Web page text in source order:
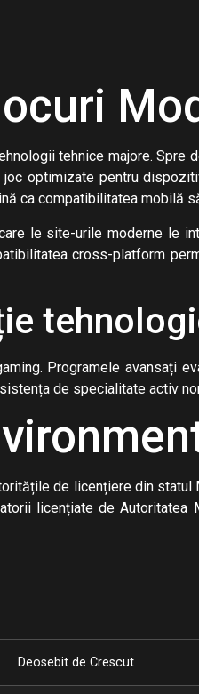
tehnice majore. Spre
optimizate pentru
ca compatibilitatea mobilă
le site-urile moderne le
cross-platform
Programele avansați
de specialitate activ
de licențiere din statul
licențiate de
Deosebit de Crescut